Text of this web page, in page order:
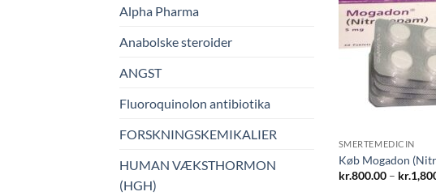
Alpha Pharma
Anabolske steroider
ANGST
Fluoroquinolon antibiotika
FORSKNINGSKEMIKALIER
HUMAN VÆKSTHORMON
(HGH)
SMERTEMEDICIN
Køb Mogadon
kr.800.00 – kr.